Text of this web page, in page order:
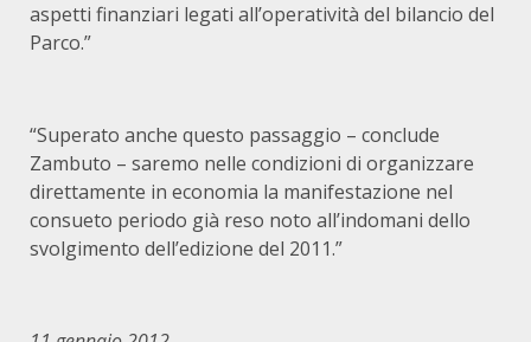
aspetti finanziari legati all’operatività del bilancio del
Parco.”
“Superato anche questo passaggio – conclude
Zambuto – saremo nelle condizioni di organizzare
direttamente in economia la manifestazione nel
consueto periodo già reso noto all’indomani dello
svolgimento dell’edizione del 2011.”